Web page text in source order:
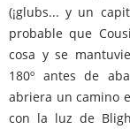
(¡glubs... y un
probable que
cosa y se
180º antes de
abriera un camino
con la luz de